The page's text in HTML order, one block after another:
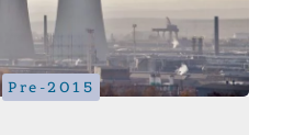
Pre-2015